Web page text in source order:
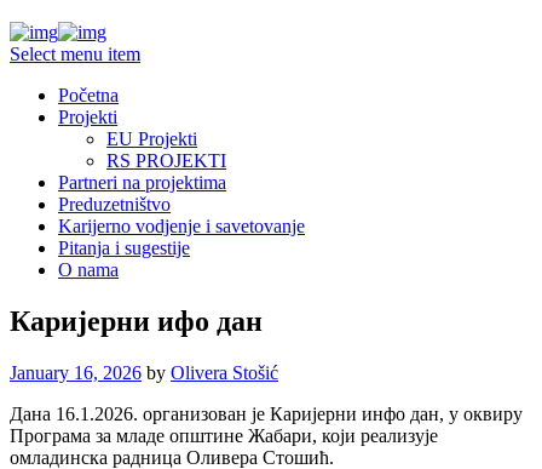
Select menu item
Početna
Projekti
EU Projekti
RS PROJEKTI
Partneri na projektima
Preduzetništvo
Karijerno vodjenje i savetovanje
Pitanja i sugestije
O nama
Каријерни ифо дан
January 16, 2026 by Olivera Stošić
Дана 16.1.2026. организован је Каријерни инфо дан, у оквиру
Програма за младе општине Жабари, који реализује
омладинска радница Оливера Стошић.